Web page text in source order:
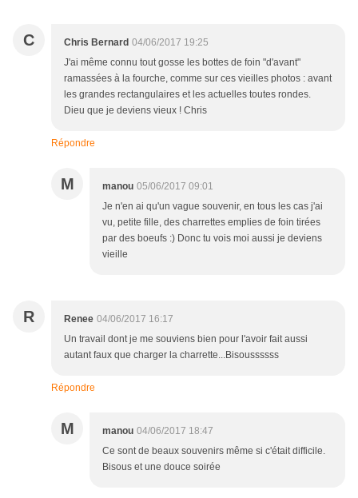
C Chris Bernard 04/06/2017 19:25
J'ai même connu tout gosse les bottes de foin "d'avant"
ramassées à la fourche, comme sur ces vieilles photos : avant
les grandes rectangulaires et les actuelles toutes rondes.
Dieu que je deviens vieux ! Chris
Répondre
M manou 05/06/2017 09:01
Je n'en ai qu'un vague souvenir, en tous les cas j'ai
vu, petite fille, des charrettes emplies de foin tirées
par des boeufs :) Donc tu vois moi aussi je deviens
vieille
R Renee 04/06/2017 16:17
Un travail dont je me souviens bien pour l'avoir fait aussi
autant faux que charger la charrette...Bisoussssss
Répondre
M manou 04/06/2017 18:47
Ce sont de beaux souvenirs même si c'était difficile.
Bisous et une douce soirée